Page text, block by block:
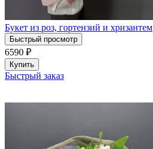
Букет из роз, гортензий и хризантем
Быстрый просмотр
6590 ₽
Купить
Быстрый заказ